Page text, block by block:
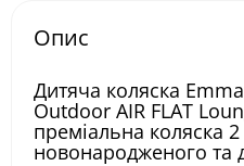
Опис
Дитяча коляска
Outdoor AIR FLAT
преміальна коляска
новонародженого та